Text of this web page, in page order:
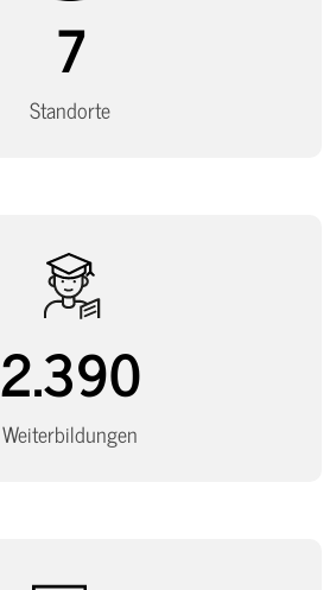
7
Standorte
2.390
Weiterbildungen